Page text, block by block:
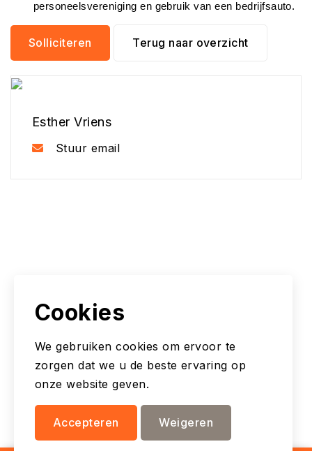
Cookies
We gebruiken cookies om ervoor te
zorgen dat we u de beste ervaring op
onze website geven.
Accepteren Weigeren
personeelsvereniging en gebruik van een bedrijfsauto.
Solliciteren Terug naar overzicht
Esther Vriens
Stuur email